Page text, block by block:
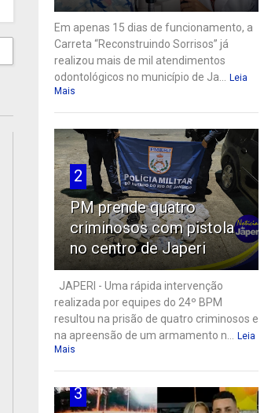
Em apenas 15 dias de funcionamento, a
Carreta “Reconstruindo Sorrisos” já
realizou mais de mil atendimentos
odontológicos no município de Ja...
Leia
Mais
2
PM prende quatro
criminosos com pistola
no centro de Japeri
JAPERI - Uma rápida intervenção
realizada por equipes do 24º BPM
resultou na prisão de quatro criminosos e
na apreensão de um armamento n...
Leia
Mais
3